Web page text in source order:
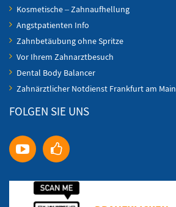
Kosmetische – Zahnaufhellung
Angstpatienten Info
Zahnbetäubung ohne Spritze
Vor Ihrem Zahnarztbesuch
Dental Body Balancer
Zahnärztlicher Notdienst Frankfurt am Main
FOLGEN SIE UNS